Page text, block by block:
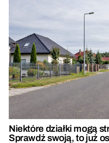
Niektóre działki mogą
Sprawdź swoją, to już